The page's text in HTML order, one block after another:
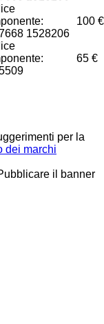
1528206
100 €
65 €
per la
dei marchi
il banner